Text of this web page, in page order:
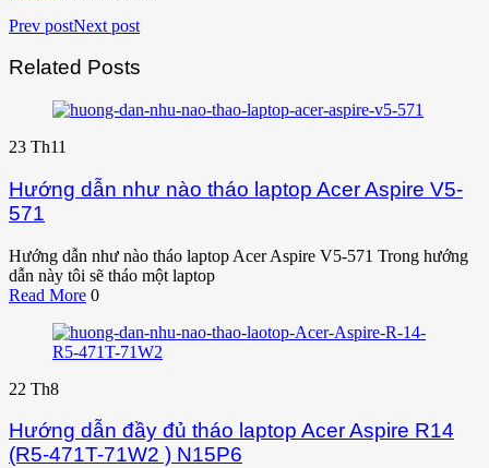
Prev postNext post
Related Posts
23 Th11
Hướng dẫn như nào tháo laptop Acer Aspire V5-
571
Hướng dẫn như nào tháo laptop Acer Aspire V5-571 Trong hướng
dẫn này tôi sẽ tháo một laptop
Read More 0
22 Th8
Hướng dẫn đầy đủ tháo laptop Acer Aspire R14
(R5-471T-71W2 ) N15P6